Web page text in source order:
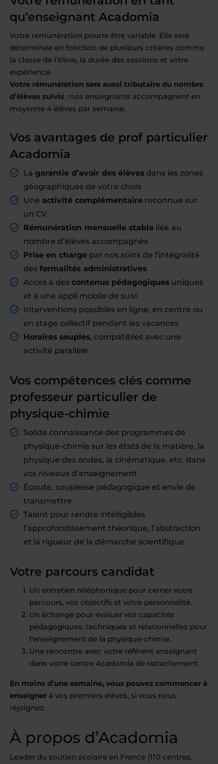
qu’enseignant Acadomia
Votre rémunération pourra être variable. Elle sera
déterminée en fonction de plusieurs critères comme
la classe de l’élève, la durée des sessions et votre
expérience.
Votre rémunération sera aussi tributaire du nombre
d’élèves suivis : nos enseignants accompagnent en
moyenne 4 élèves par semaine.
Vos avantages de prof particulier
Acadomia
La garantie d’avoir des élèves dans les zones
géographiques de votre choix
Une activité complémentaire reconnue sur
un CV
Rémunération mensuelle stable liée au
nombre d’élèves accompagnés
Prise en charge par nos soins de l’intégralité
des formalités administratives
Accès à des contenus pédagogiques uniques
et à une appli mobile de suivi
Interventions possibles en ligne, en centre ou
en stage collectif pendant les vacances
Horaires souples, compatibles avec une
activité parallèle
Vos compétences clés comme
professeur particulier de
physique-chimie
Solide connaissance des programmes de
physique-chimie sur les états de la matière, la
physique des ondes, la cinématique, etc. dans
vos niveaux d’enseignement
Écoute, souplesse pédagogique et envie de
transmettre
Talent pour rendre intelligibles
l’approfondissement théorique, l’abstraction
et la rigueur de la démarche scientifique
Votre parcours candidat
Un entretien téléphonique pour cerner votre
parcours, vos objectifs et votre personnalité.
Un échange pour évaluer vos capacités
pédagogiques, techniques et relationnelles pour
l’enseignement de la physique-chimie.
Une rencontre avec votre référent enseignant
dans votre centre Acadomia de rattachement.
En moins d’une semaine, vous pouvez commencer à
enseigner à vos premiers élèves, si vous nous
rejoignez.
À propos d’Acadomia
Leader du soutien scolaire en France (110 centres,